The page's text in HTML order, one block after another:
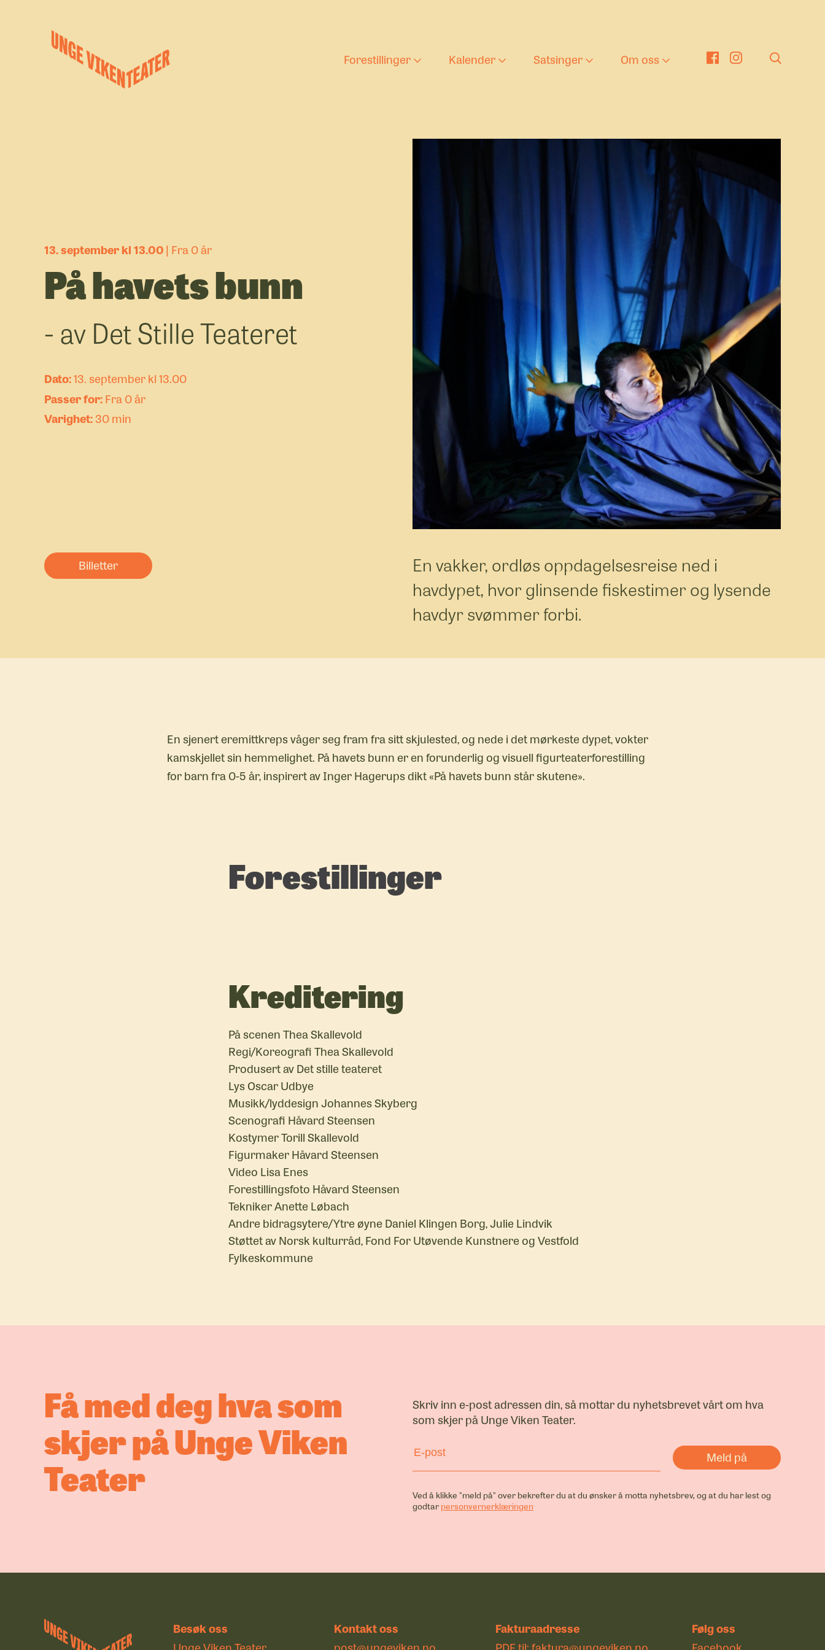
Forestillinger Kalender Satsinger
Den kulturelle
skolesekken
Ung tekst
Unge Viken Funkis
Utviklingsteatret
DUS – En teaterfestival
for ungdom
Om oss
Nyheter
13. september kl 13.00 Fra 0 år
På havets bunn
- av Det Stille Teateret
13. september kl 13.00
Fra 0 år
30 min
Billetter
En vakker, ordløs oppdagelsesreise ned i
havdypet, hvor glinsende fiskestimer og lysende
havdyr svømmer forbi.
En sjenert eremittkreps våger seg fram fra sitt skjulested, og nede i det mørkeste dypet, vokter
kamskjellet sin hemmelighet. På havets bunn er en forunderlig og visuell figurteaterforestilling
for barn fra 0-5 år, inspirert av Inger Hagerups dikt «På havets bunn står skutene».
Forestillinger
Kreditering
På scenen Thea Skallevold
Regi/Koreografi Thea Skallevold
Produsert av Det stille teateret
Lys Oscar Udbye
Musikk/lyddesign Johannes Skyberg
Scenografi Håvard Steensen
Kostymer Torill Skallevold
Figurmaker Håvard Steensen
Video Lisa Enes
Forestillingsfoto Håvard Steensen
Tekniker Anette Løbach
Andre bidragsytere/Ytre øyne Daniel Klingen Borg, Julie Lindvik
Støttet av Norsk kulturråd, Fond For Utøvende Kunstnere og Vestfold
Fylkeskommune
Få med deg hva som
skjer på Unge Viken
Teater
Skriv inn e-post adressen din, så mottar du nyhetsbrevet vårt om hva
som skjer på Unge Viken Teater.
Ved å klikke "meld på" over bekrefter du at du ønsker å motta nyhetsbrev, og at du har lest og
godtar personvernerklæringen
Besøk oss
Kontakt oss
Fakturaadresse
Følg oss